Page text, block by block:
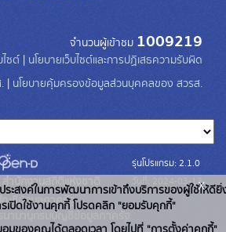
จำนวนผู้เข้าชม 1009219
ไซต์ | นโยบายเว็บไซต์และการปฏิเสธความรับผิด
| นโยบายคุ้มครองข้อมูลส่วนบุคคลของ สวรส.
สำนักงานสถิติแห่งชาติ
ญชีข้อมูลภาครัฐ
นามานุกรมบัญชีข้อมูลภาครัฐ
รุ่นโปรแกรม: 2.1.0
วันที่: 2024-03-13
ระสงค์ในการพัฒนาการเข้าถึงบริการของผู้ใช้ให้ดียิ่
เปิดใช้งานคุกกี้ โปรดคลิก "ยอมรับคุกกี้"
x